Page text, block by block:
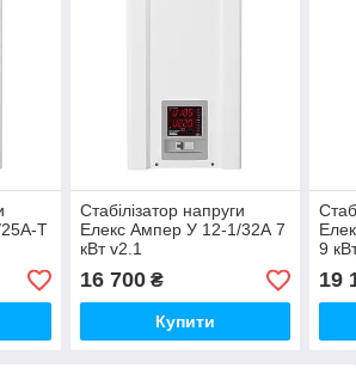
Т
Стабілізатор напруги
Елекс Ампер У 12-1/32А 7
кВт v2.1
16 700₴
Купити
9
19